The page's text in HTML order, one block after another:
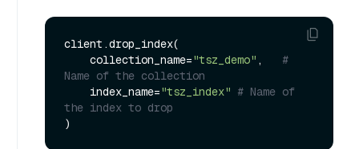
client.drop_index(
    collection_name=
"tsz_demo" , #
Name of the collection
    index_name=
"tsz_index" # Name of
the index to drop